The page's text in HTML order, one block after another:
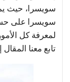
سويسرا، حيث
سويسرا على
لمعرفة كل
تابع معنا